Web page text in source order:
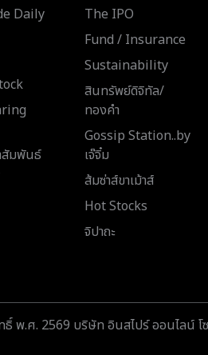
Daily
สัมพันธ์
The IPO
Fund / Insurance
Sustainability
สินทรัพย์ดิจิทัล/
ทองคำ
Gossip Station..by
เจ๊จิ๋ม
ส้มซ่าส์ขาเม้าส์
Hot Stocks
จิปาถะ
พ.ศ. 2569 บริษัท อินสไปร์ ออนไลน์ โซ